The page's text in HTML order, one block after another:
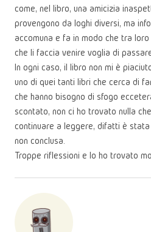
come, nel libro, una amicizia
provengono da loghi diversi, ma
accomuna e fa in modo che tra
che li faccia venire voglia di
In ogni caso, il libro non mi è
uno di quei tanti libri che cerca di
che hanno bisogno di sfogo
scontato, non ci ho trovato nulla
continuare a leggere, difatti è
non conclusa.
Troppe riflessioni e lo ho trovato